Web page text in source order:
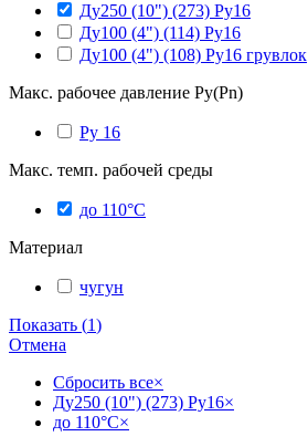
Ду250 (10") (273) Ру16
Ду100 (4") (114) Ру16
Ду100 (4") (108) Ру16 грувлок
Макс. рабочее давление Ру(Pn)
Ру 16
Макс. темп. рабочей среды
до 110°С
Материал
чугун
Показать (1)
Отмена
Сбросить все×
Ду250 (10") (273) Ру16×
до 110°С×